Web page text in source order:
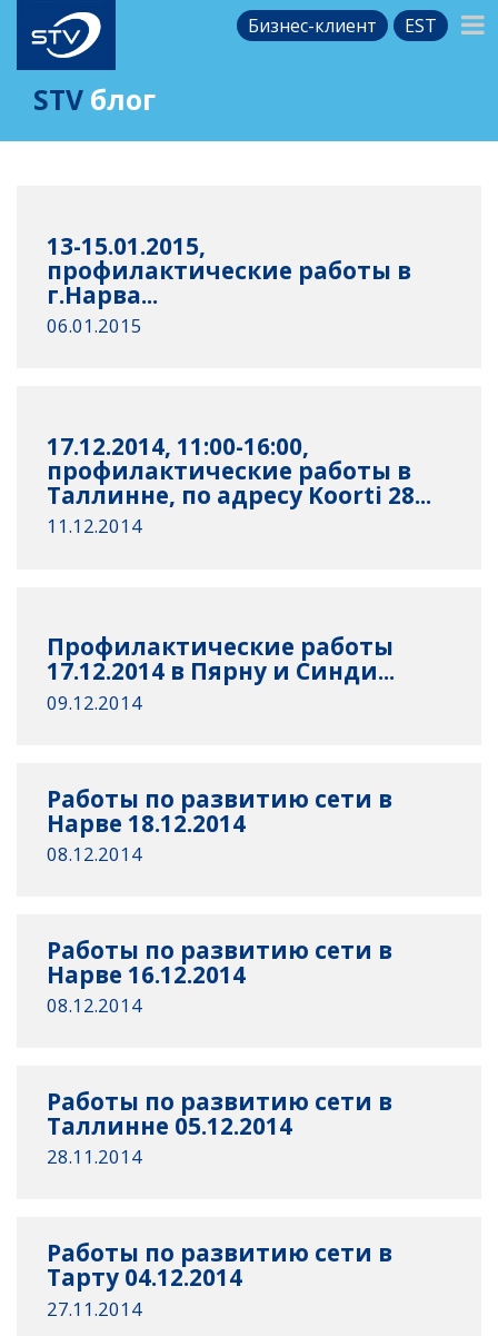
Бизнес-клиент EST
STV блог
13-15.01.2015,
профилактические работы в
г.Нарва...
06.01.2015
17.12.2014, 11:00-16:00,
профилактические работы в
Таллинне, по адресу Koorti 28...
11.12.2014
Профилактические работы
17.12.2014 в Пярну и Синди...
09.12.2014
Работы по развитию сети в
Нарве 18.12.2014
08.12.2014
Работы по развитию сети в
Нарве 16.12.2014
08.12.2014
Работы по развитию сети в
Таллинне 05.12.2014
28.11.2014
Работы по развитию сети в
Тарту 04.12.2014
27.11.2014